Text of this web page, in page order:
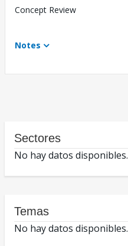
Concept Review
Notes
Sectores
No hay datos disponibles.
Temas
No hay datos disponibles.